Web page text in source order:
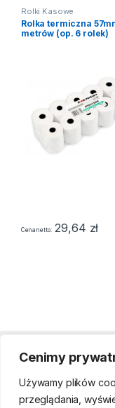
Cenimy
Używamy plików
przeglądania,
Rolki Kasowe
Rolka termiczna
metrów (op. 6 rolek)
Cena netto 29,64 zł
Strefa klienta